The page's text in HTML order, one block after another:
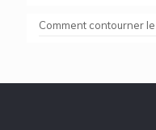
Comment contourner